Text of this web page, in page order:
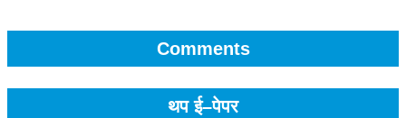
Comments
थप ई–पेपर